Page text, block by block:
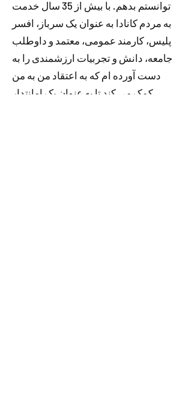
توانستم بدهم. با بیش از 35 سال خدمت
به مردم کانادا به عنوان یک سرباز، افسر
پلیس، کارمند عمومی، معتمد و داوطلب
جامعه، دانش و تجربیات ارزشمندی را به
دست آورده ام که به اعتقاد من به من
کمک می کند تا به عنوان یک امانتدار